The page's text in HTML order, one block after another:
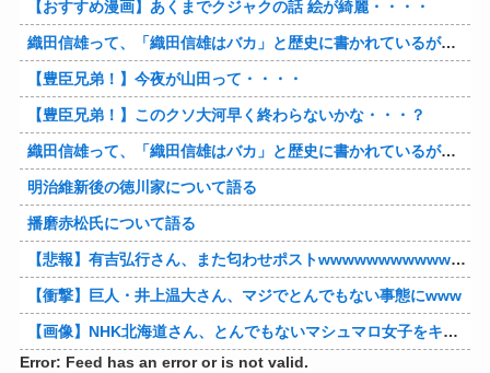
【おすすめ漫画】あくまでクジャクの話 絵が綺麗・・・・
織田信雄って、「織田信雄はバカ」と歴史に書かれているが今まで家が残っているんでバカではないよな？
【豊臣兄弟！】今夜が山田って・・・・
【豊臣兄弟！】このクソ大河早く終わらないかな・・・？
織田信雄って、「織田信雄はバカ」と歴史に書かれているが今まで家が残っているんでバカではないよな？
明治維新後の徳川家について語る
播磨赤松氏について語る
【悲報】有吉弘行さん、また匂わせポストwwwwwwwwwwwwwwww
【衝撃】巨人・井上温大さん、マジでとんでもない事態にwww
【画像】NHK北海道さん、とんでもないマシュマロ女子をキャスターに起用してしまうwwwwwwww
Error: Feed has an error or is not valid.